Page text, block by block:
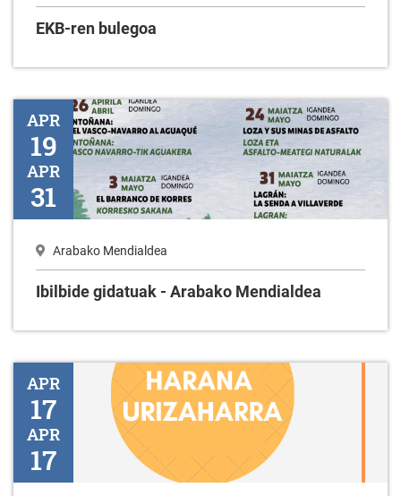
EKB-ren bulegoa
Ibilbide gidatuak - Arabako Mendialdea
APR
19
APR
31
Arabako Mendialdea
Ibilbide gidatuak - Arabako Mendialdea
Prestakuntza- Jaiak eta Protokoloak
APR
17
APR
17